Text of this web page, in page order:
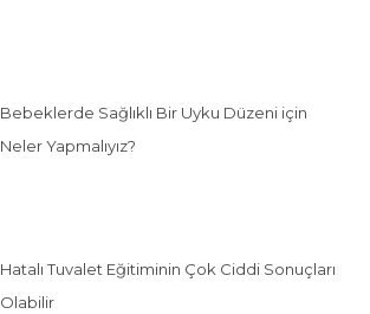
Bebeklerde Sağlıklı Bir Uyku Düzeni için
Neler Yapmalıyız?
Hatalı Tuvalet Eğitiminin Çok Ciddi Sonuçları
Olabilir